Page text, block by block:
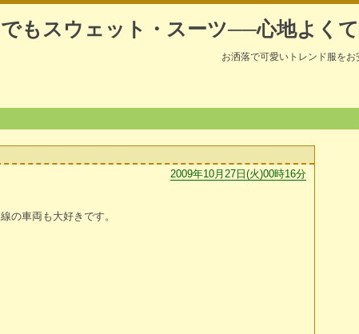
もスウェット・スーツ──心地よくて
お洒落で可愛いトレンド服をお
2009年10月27日(火)00時16分
の車両も大好きです。